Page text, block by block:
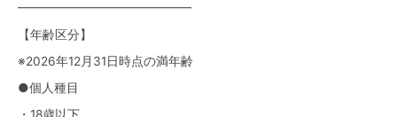
━━━━━━━━━━━━━━
【年齢区分】
※2026年12月31日時点の満年齢
●個人種目